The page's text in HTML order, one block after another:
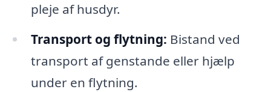
pleje af husdyr.
Transport og flytning: Bistand ved
transport af genstande eller hjælp
under en flytning.